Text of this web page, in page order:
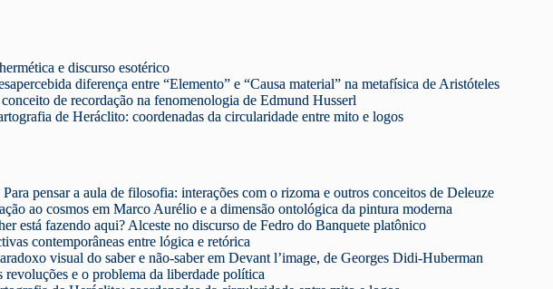
e discurso esotérico
diferença entre “Elemento” e “Causa material” na metafísica de Aristóteles
conceito de recordação na fenomenologia de Edmund Husserl
de Heráclito: coordenadas da circularidade entre mito e logos
Para pensar a aula de filosofia: interações com o rizoma e outros conceitos de Deleuze
ao cosmos em Marco Aurélio e a dimensão ontológica da pintura moderna
está fazendo aqui? Alceste no discurso de Fedro do Banquete platônico
contemporâneas entre lógica e retórica
visual do saber e não-saber em Devant l’image, de Georges Didi-Huberman
revoluções e o problema da liberdade política